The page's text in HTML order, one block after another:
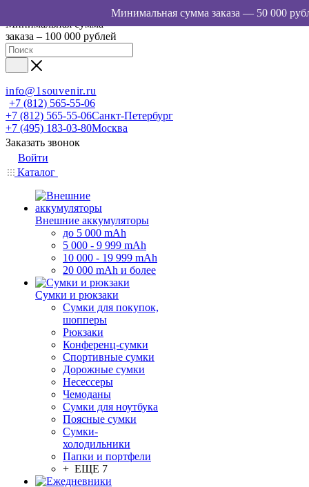
Минимальная сумма
заказа – 100 000 рублей
info@1souvenir.ru
+7 (812) 565-55-06
+7 (812) 565-55-06Санкт-Петербург
+7 (495) 183-03-80Москва
Заказать звонок
Войти
Каталог
Внешние аккумуляторы
до 5 000 mAh
5 000 - 9 999 mAh
10 000 - 19 999 mAh
20 000 mAh и более
Сумки и рюкзаки
Сумки для покупок,
шопперы
Рюкзаки
Конференц-сумки
Спортивные сумки
Дорожные сумки
Несессеры
Чемоданы
Сумки для ноутбука
Поясные сумки
Сумки-
холодильники
Папки и портфели
+ ЕЩЕ 7